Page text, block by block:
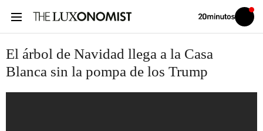
Volver
Iniciar
sesión
El árbol de Navidad llega a la Casa
Blanca sin la pompa de los Trump